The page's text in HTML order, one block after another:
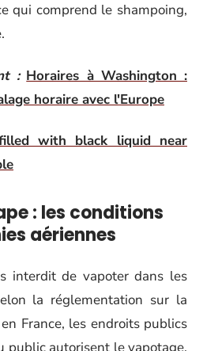
qui comprend le shampoing,
: Horaires à Washington :
horaire avec l'Europe
: les conditions
aériennes
interdit de vapoter dans les
la réglementation sur la
France, les endroits publics
public autorisent le vapotage.